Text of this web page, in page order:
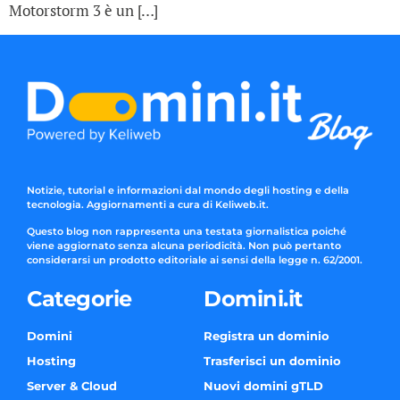
Motorstorm 3 è un […]
Notizie, tutorial e informazioni dal mondo degli hosting e della
tecnologia. Aggiornamenti a cura di Keliweb.it.
Questo blog non rappresenta una testata giornalistica poiché
viene aggiornato senza alcuna periodicità. Non può pertanto
considerarsi un prodotto editoriale ai sensi della legge n. 62/2001.
Categorie
Domini
Hosting
Server & Cloud
Domini.it
Registra un dominio
Trasferisci un dominio
Nuovi domini gTLD